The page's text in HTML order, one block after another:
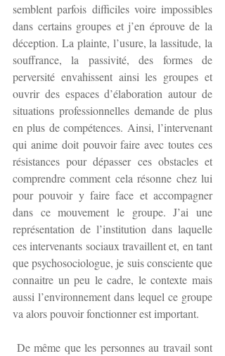
semblent parfois difficiles voire impossibles
dans certains groupes et j’en éprouve de la
déception. La plainte, l’usure, la lassitude, la
souffrance, la passivité, des formes de
perversité envahissent ainsi les groupes et
ouvrir des espaces d’élaboration autour de
situations professionnelles demande de plus
en plus de compétences. Ainsi, l’intervenant
qui anime doit pouvoir faire avec toutes ces
résistances pour dépasser ces obstacles et
comprendre comment cela résonne chez lui
pour pouvoir y faire face et accompagner
dans ce mouvement le groupe. J’ai une
représentation de l’institution dans laquelle
ces intervenants sociaux travaillent et, en tant
que psychosociologue, je suis consciente que
connaitre un peu le cadre, le contexte mais
aussi l’environnement dans lequel ce groupe
va alors pouvoir fonctionner est important.